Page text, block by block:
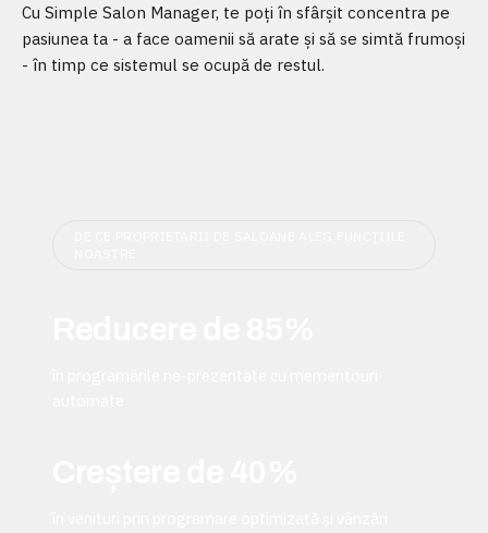
Cu Simple Salon Manager, te poți în sfârșit concentra pe
pasiunea ta - a face oamenii să arate și să se simtă frumoși
- în timp ce sistemul se ocupă de restul.